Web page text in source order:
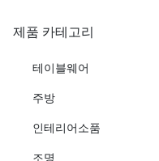
제품 카테고리
테이블웨어
주방
인테리어소품
조명